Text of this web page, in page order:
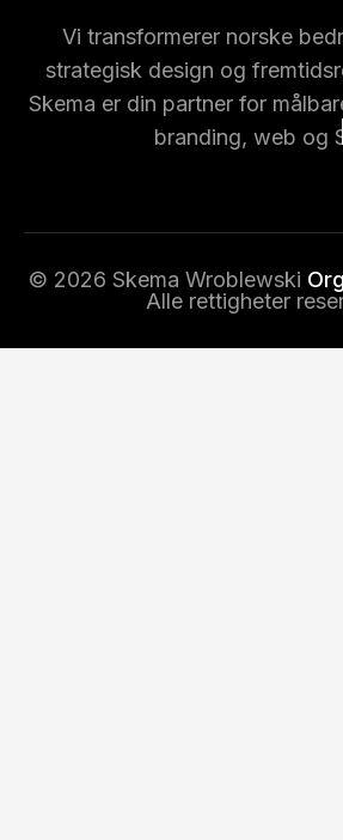
Vi transformerer norske
strategisk design og
Skema er din partner for
branding, web og
© 2026 Skema Wroblewski
Alle rettigheter